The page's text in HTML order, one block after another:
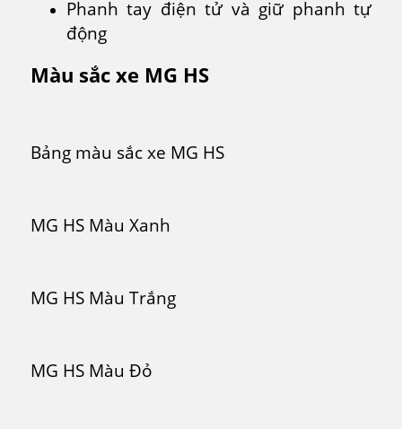
Phanh tay điện tử và giữ phanh tự
động
Màu sắc xe MG HS
Bảng màu sắc xe MG HS
MG HS Màu Xanh
MG HS Màu Trắng
MG HS Màu Đỏ